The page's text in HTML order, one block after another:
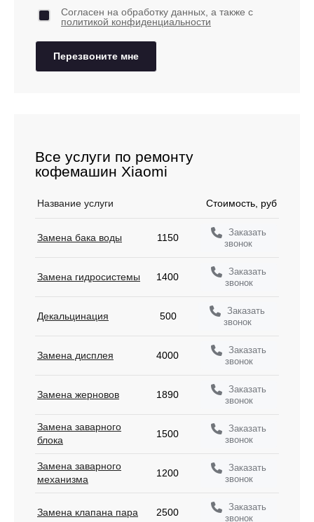
Согласен на обработку данных, а также с
политикой конфиденциальности
Перезвоните мне
Все услуги по ремонту
кофемашин Xiaomi
Название услуги Стоимость, руб
Замена бака воды 1150
Заказать
звонок
Замена гидросистемы 1400
Заказать
звонок
Декальцинация 500
Заказать
звонок
Замена дисплея 4000
Заказать
звонок
Замена жерновов 1890
Заказать
звонок
Замена заварного
блока
1500
Заказать
звонок
Замена заварного
механизма
1200
Заказать
звонок
Замена клапана пара 2500
Заказать
звонок